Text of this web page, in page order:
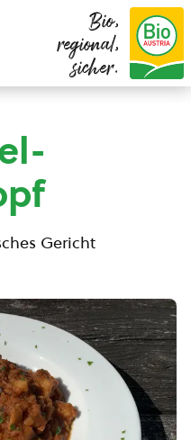
Bio,
regional,
sicher.
Gericht